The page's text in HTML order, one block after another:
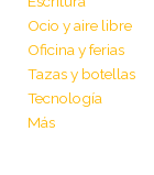
Ocio y aire libre
Oficina y ferias
Tazas y botellas
Tecnología
Más